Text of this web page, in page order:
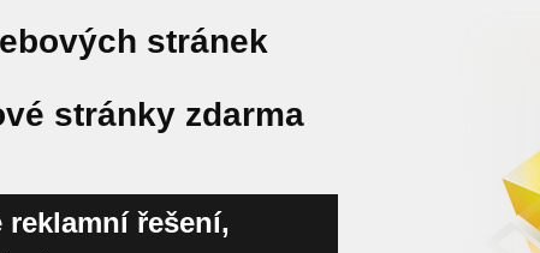
stránek
stránky zdarma
řešení,